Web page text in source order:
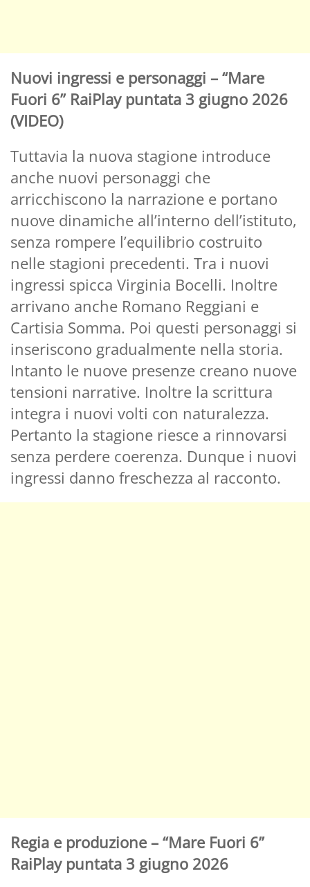
Nuovi ingressi e personaggi – “Mare
Fuori 6” RaiPlay puntata 3 giugno 2026
(VIDEO)
Tuttavia la nuova stagione introduce
anche nuovi personaggi che
arricchiscono la narrazione e portano
nuove dinamiche all’interno dell’istituto,
senza rompere l’equilibrio costruito
nelle stagioni precedenti. Tra i nuovi
ingressi spicca Virginia Bocelli. Inoltre
arrivano anche Romano Reggiani e
Cartisia Somma. Poi questi personaggi si
inseriscono gradualmente nella storia.
Intanto le nuove presenze creano nuove
tensioni narrative. Inoltre la scrittura
integra i nuovi volti con naturalezza.
Pertanto la stagione riesce a rinnovarsi
senza perdere coerenza. Dunque i nuovi
ingressi danno freschezza al racconto.
Regia e produzione – “Mare Fuori 6”
RaiPlay puntata 3 giugno 2026